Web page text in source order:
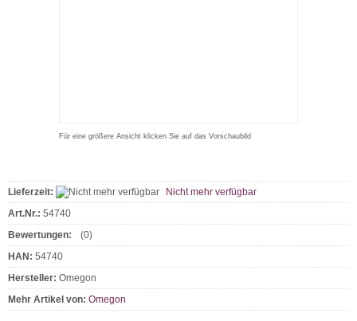
Für eine größere Ansicht klicken Sie auf das Vorschaubild
Lieferzeit:
Nicht mehr verfügbar
Art.Nr.: 54740
Bewertungen:
(0)
HAN: 54740
Hersteller: Omegon
Mehr Artikel von: Omegon